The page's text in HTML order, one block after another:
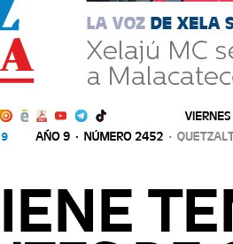
INCENDIO EN COATEPEQUE
un incendio registrado en una
de Bomberos Municipales D
un incendio registrado en
informó el cuerpo de Bomberos